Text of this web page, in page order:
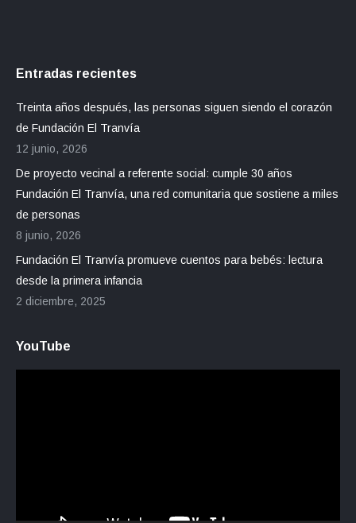
Entradas recientes
Treinta años después, las personas siguen siendo el corazón
de Fundación El Tranvía
12 junio, 2026
De proyecto vecinal a referente social: cumple 30 años
Fundación El Tranvía, una red comunitaria que sostiene a miles
de personas
8 junio, 2026
Fundación El Tranvía promueve cuentos para bebés: lectura
desde la primera infancia
2 diciembre, 2025
YouTube